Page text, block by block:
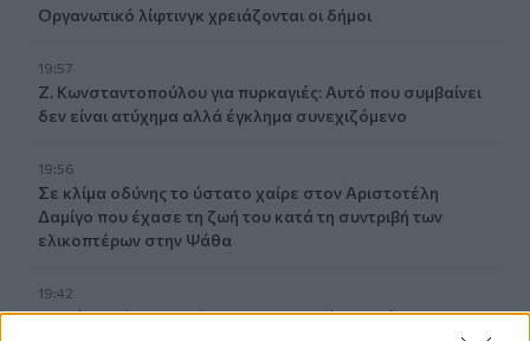
Οργανωτικό λίφτινγκ χρειάζονται οι δήμοι
19:57
Ζ. Κωνσταντοπούλου για πυρκαγιές: Αυτό που συμβαίνει
δεν είναι ατύχημα αλλά έγκλημα συνεχιζόμενο
19:56
Σε κλίμα οδύνης το ύστατο χαίρε στον Αριστοτέλη
Δαμίγο που έχασε τη ζωή του κατά τη συντριβή των
ελικοπτέρων στην Ψάθα
19:42
Χανιά: Εκδήλωση μνήμης για τα 81 χρόνια από τη